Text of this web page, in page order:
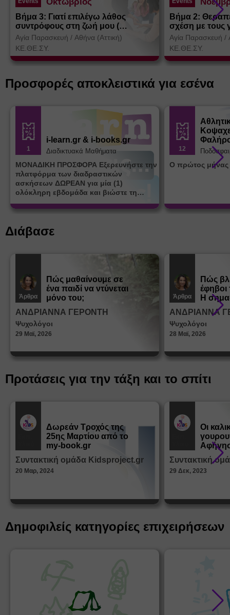
Βήμα 3: Γιατί επιλέγω λάθος
συντρόφους στη ζωή μου (
Θεσσαλονίκη)
Αγία Παρασκευή / Αθήνα (Αττική)
ΚΕ.ΘΕ.ΣΥ.
Βήμα 2:
σχέση με τους
Αγία Παρασκευή /
ΚΕ.ΘΕ.ΣΥ.
Προσφορές αποκλειστικά για εσένα
1
i-learn.gr & i-books.gr
Διαδικτυακά Μαθήματα
ΜΟΝΑΔΙΚΗ ΠΡΟΣΦΟΡΑ Εξερευνήστε την
πλατφόρμα των διαδραστικών
ασκήσεων ΔΩΡΕΑΝ για μία (1)
ολόκληρη εβδομάδα και βιώστε τη
learn.gr* * Αφορά νέες εγγραφές
12
Ο πρώτος
Διάβασε
Άρθρα
Πώς μαθαίνουμε σε
ένα παιδί να ντύνεται
μόνο του;
ΑΝΔΡΙΑΝΝΑ ΓΕΡΟΝΤΗ
Ψυχολόγοι
29 Μαϊ, 2026
Άρθρα
Πώς
Η
στη
ΑΝΔΡΙΑΝΝΑ
Ψυχολόγοι
28 Μαϊ, 2026
Προτάσεις για την τάξη και το σπίτι
Δωρεάν Tροχός της
25ης Μαρτίου από το
my-book.gr
Συντακτική ομάδα Kidsproject.gr
20 Μαρ, 2024
Οι
από τα
Συντακτική
29 Δεκ, 2023
Δημοφιλείς κατηγορίες επιχειρήσεων